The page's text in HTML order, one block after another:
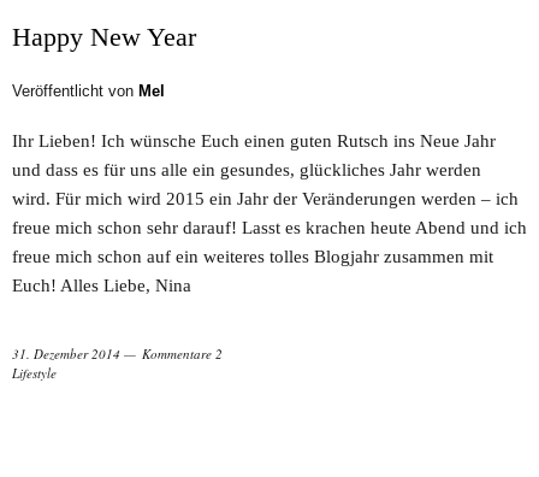
Happy New Year
Veröffentlicht von Mel
Ihr Lieben! Ich wünsche Euch einen guten Rutsch ins Neue Jahr
und dass es für uns alle ein gesundes, glückliches Jahr werden
wird. Für mich wird 2015 ein Jahr der Veränderungen werden – ich
freue mich schon sehr darauf! Lasst es krachen heute Abend und ich
freue mich schon auf ein weiteres tolles Blogjahr zusammen mit
Euch! Alles Liebe, Nina
31. Dezember 2014
Kommentare 2
Lifestyle